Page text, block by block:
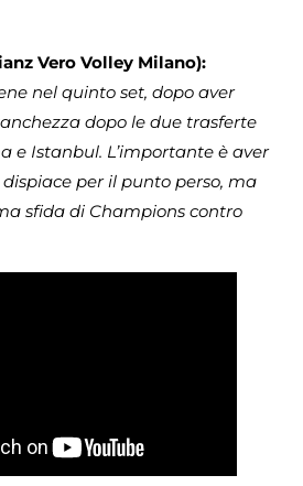
Vero Volley Milano):
nel quinto set, dopo aver
dopo le due trasferte
e Istanbul. L’importante è aver
per il punto perso, ma
sfida di Champions contro